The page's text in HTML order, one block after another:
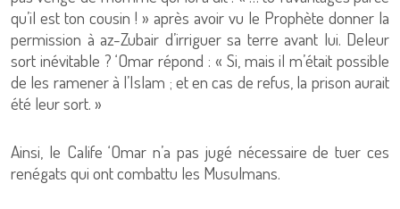
qu’il est ton cousin ! » après avoir vu le Prophète donner la
permission à az-Zubair d’irriguer sa terre avant lui. Deleur
sort inévitable ? ‘Omar répond : « Si, mais il m’était possible
de les ramener à l’Islam ; et en cas de refus, la prison aurait
été leur sort. »
Ainsi, le Calife ‘Omar n’a pas jugé nécessaire de tuer ces
renégats qui ont combattu les Musulmans.